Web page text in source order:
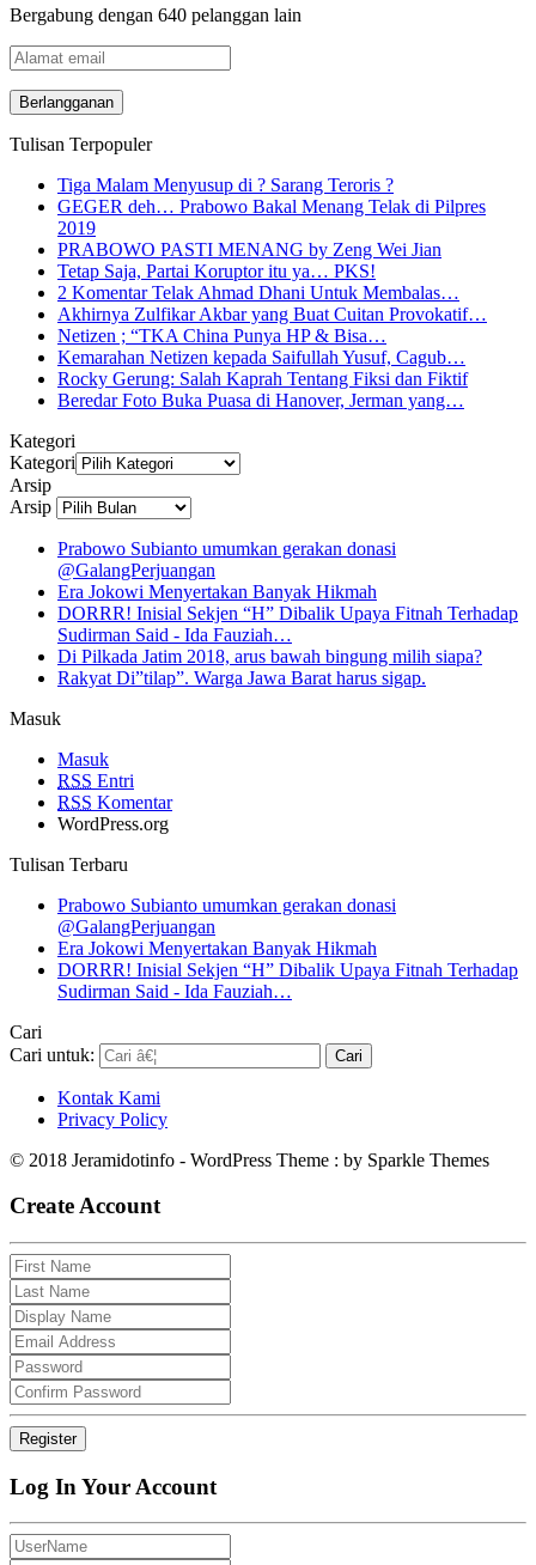
Bergabung dengan 640 pelanggan lain
Alamat
email
Tulisan Terpopuler
Tiga Malam Menyusup di ? Sarang Teroris ?
GEGER deh… Prabowo Bakal Menang Telak di Pilpres
2019
PRABOWO PASTI MENANG by Zeng Wei Jian
Tetap Saja, Partai Koruptor itu ya… PKS!
2 Komentar Telak Ahmad Dhani Untuk Membalas…
Akhirnya Zulfikar Akbar yang Buat Cuitan Provokatif…
Netizen ; “TKA China Punya HP & Bisa…
Kemarahan Netizen kepada Saifullah Yusuf, Cagub…
Rocky Gerung: Salah Kaprah Tentang Fiksi dan Fiktif
Beredar Foto Buka Puasa di Hanover, Jerman yang…
Kategori
Kategori
Arsip
Arsip
Prabowo Subianto umumkan gerakan donasi
@GalangPerjuangan
Era Jokowi Menyertakan Banyak Hikmah
DORRR! Inisial Sekjen “H” Dibalik Upaya Fitnah Terhadap
Sudirman Said - Ida Fauziah…
Di Pilkada Jatim 2018, arus bawah bingung milih siapa?
Rakyat Di”tilap”. Warga Jawa Barat harus sigap.
Masuk
Masuk
RSS Entri
RSS Komentar
WordPress.org
Tulisan Terbaru
Prabowo Subianto umumkan gerakan donasi
@GalangPerjuangan
Era Jokowi Menyertakan Banyak Hikmah
DORRR! Inisial Sekjen “H” Dibalik Upaya Fitnah Terhadap
Sudirman Said - Ida Fauziah…
Cari
Cari untuk:
Kontak Kami
Privacy Policy
© 2018 Jeramidotinfo - WordPress Theme : by Sparkle Themes
Create Account
Log In Your Account